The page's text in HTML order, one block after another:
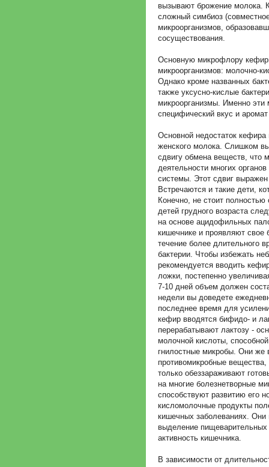
вызывают брожение молока.
сложный симбиоз
микроорганизмов,
сосуществования.
Основную микрофлору
микроорганизмов: молочно-
Однако кроме названных
также уксусно-кислые
микроорганизмы. Именно
специфический вкус и
Основной недостаток кефира
женского молока. Слишком
сдвигу обмена веществ, что
деятельности многих
системы. Этот сдвиг
Встречаются и такие дети,
Конечно, не стоит
детей грудного возраста
на основе ацидофильных
кишечнике и проявляют свое
течение более длительного
бактерии. Чтобы избежать
рекомендуется вводить
ложки, постепенно
7-10 дней объем должен
недели вы доведете
последнее время для
кефир вводятся бифидо- и
перерабатывают лактозу -
молочной кислоты,
гнилостные микробы. Они же
противомикробные
только обеззараживают
на многие болезнетворные
способствуют развитию его
кисломолочные продукты
кишечных заболеваниях. Они
выделение
активность кишечника.
В зависимости от